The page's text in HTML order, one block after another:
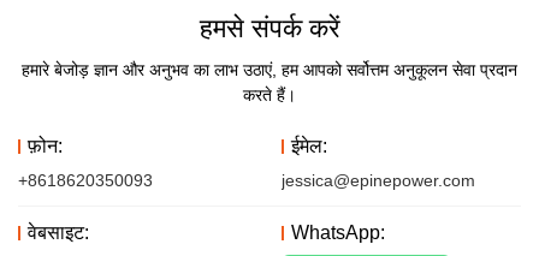
हमसे संपर्क करें
हमारे बेजोड़ ज्ञान और अनुभव का लाभ उठाएं, हम आपको सर्वोत्तम अनुकूलन सेवा प्रदान
करते हैं।
फ़ोन:
+8618620350093
ईमेल:
jessica@epinepower.com
वेबसाइट: WhatsApp: